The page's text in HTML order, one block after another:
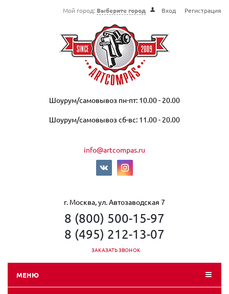
Мой город: Выберите город Вход Регистрация
Шоурум/самовывоз пн-пт: 10.00 - 20.00
Шоурум/самовывоз сб-вс: 11.00 - 20.00
info@artcompas.ru
г. Москва, ул. Автозаводская 7
8 (800) 500-15-97
8 (495) 212-13-07
ЗАКАЗАТЬ ЗВОНОК
МЕНЮ